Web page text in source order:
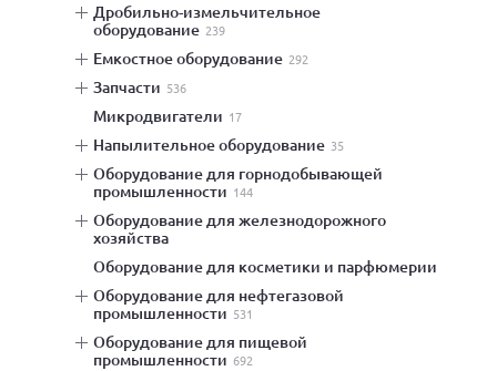
дробильно-измельчительное
оборудование 239
емкостное оборудование 292
запчасти 536
микродвигатели 17
напылительное оборудование 35
оборудование для горнодобывающей
промышленности 144
оборудование для железнодорожного
хозяйства
оборудование для косметики и парфюмерии
оборудование для нефтегазовой
промышленности 531
оборудование для пищевой
промышленности 692